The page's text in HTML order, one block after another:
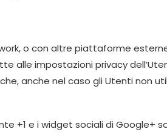
o con altre piattaforme
alle impostazioni privacy
anche nel caso gli Utenti non
+1 e i widget sociali di Google+